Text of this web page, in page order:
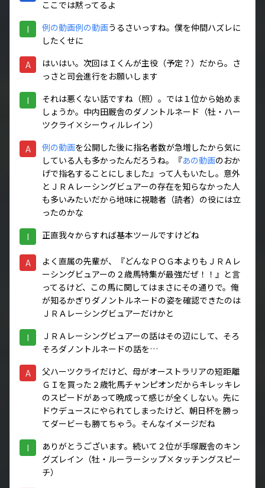
ここでは黙ってるよ
I 例の動画例の動画うるさいっすね。僕を仲間ハズレに
したくせに
A
はいはい。次回はＩくんが主役（予定？）だから。さ
っさと司会進行をお願いします
I
それは悪くない話ですね（照）。では１位から始めま
しょうか。中内田厩舎のダノントルネード（牡・ハー
ツクライ×シーウィルレイン）
A 例の動画を公開した後に指名者数が急増したから気に
している人も多かったんだろうね。『あの動画のおか
げで指名することにしました』って人もいたし。意外
とＪＲＡレーシングビュアーの存在を知らなかった人
も多いみたいだから地味に視聴者（読者）の役には立
ったのかな
I 正直我々からすれば基本ツールですけどね
A
よく直属の先輩が、『どんなＰＯＧ本よりもＪＲＡレ
ーシングビュアーの２歳馬特集が最強だぜ！！』と言
ってるけど、この馬に関してはまさにその通りで。俺
が知るかぎりダノントルネードの姿を確認できたのは
ＪＲＡレーシングビュアーだけかと
I
ＪＲＡレーシングビュアーの話はその辺にして、そろ
そろダノントルネードの話を…
A
父ハーツクライだけど、母がオーストラリアの短距離
ＧＩを買った２歳牝馬チャンピオンだからキレッキレ
のスピードがあって晩成って感じが全くしない。先に
ドウデュースにやられてしまったけど、朝日杯を勝っ
てダービーも勝てちゃう。そんなイメージだね
I
ありがとうございます。続いて２位が手塚厩舎のキン
グズレイン（牡・ルーラーシップ×タッチングスピー
チ）